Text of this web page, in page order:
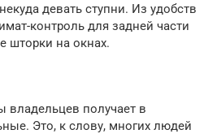
девать ступни. Из удобств
контроль для задней части
шторки на окнах.
владельцев получает в
Это, к слову, многих людей